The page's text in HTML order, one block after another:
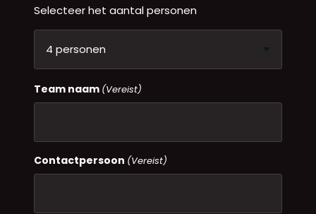
Selecteer het aantal personen
Team naam (Vereist)
Contactpersoon (Vereist)